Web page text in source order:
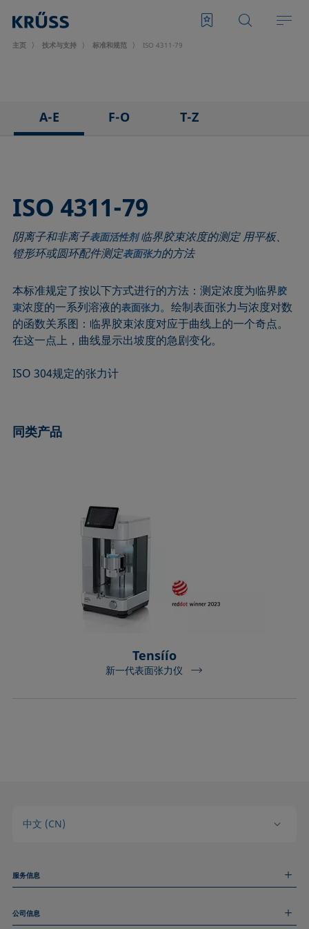
主页 技术与支持 标准和规范 ISO 4311-79
A-E
ASTM D1331-14
ASTM D1417-16
ASTM D1590-60
ASTM D5946-17
ASTM D7334-08
ASTM D7490-13
DIN EN14210-03
DIN 53914-97
F-O
ISO 304-85
ISO 1409-06
ISO 4311-79
ISO 6889-86
ISO 15989
ISO 16672:2020
Method 306B
T-Z
ISO 4311-79
阴离子和非离子表面活性剂临界胶束浓度的测定 用平板、
镫形环或圆环配件测定表面张力的方法
本标准规定了按以下方式进行的方法：测定浓度为临界胶
束浓度的一系列溶液的表面张力。绘制表面张力与浓度对数
的函数关系图：临界胶束浓度对应于曲线上的一个奇点。
在这一点上，曲线显示出坡度的急剧变化。
ISO 304规定的张力计
同类产品
Tensíío
新一代表面张力仪
中文 (CN)
服务信息
技术服务
公司信息